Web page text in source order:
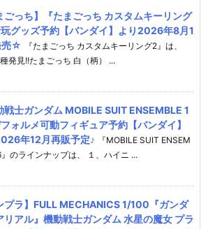
ごっち】『たまごっち カスタムキーリング
グッズ予約【バンダイ】より2026年8月1
売☆
『たまごっち カスタムキーリング2』は、
発見!!たまごっち 白（柄） ...
戦士ガンダム MOBILE SUIT ENSEMBLE 1
ォルメ可動フィギュア予約【バンダイ】
年12月再販予定♪
『MOBILE SUIT ENSEM
』のラインナップは、 １、ハイニ ...
プラ】FULL MECHANICS 1/100『ガンダ
リアル』機動戦士ガンダム 水星の魔女 プラ